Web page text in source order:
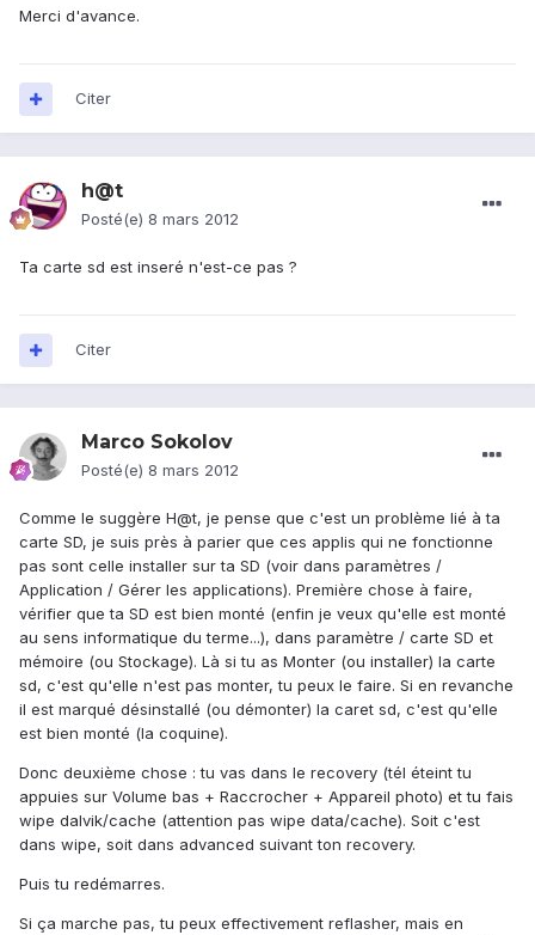
Merci d'avance.
Citer
h@t
Posté(e) 8 mars 2012
Ta carte sd est inseré n'est-ce pas ?
Citer
Marco Sokolov
Posté(e) 8 mars 2012
Comme le suggère H@t, je pense que c'est un problème lié à ta
carte SD, je suis près à parier que ces applis qui ne fonctionne
pas sont celle installer sur ta SD (voir dans paramètres /
Application / Gérer les applications). Première chose à faire,
vérifier que ta SD est bien monté (enfin je veux qu'elle est monté
au sens informatique du terme...), dans paramètre / carte SD et
mémoire (ou Stockage). Là si tu as Monter (ou installer) la carte
sd, c'est qu'elle n'est pas monter, tu peux le faire. Si en revanche
il est marqué désinstallé (ou démonter) la caret sd, c'est qu'elle
est bien monté (la coquine).
Donc deuxième chose : tu vas dans le recovery (tél éteint tu
appuies sur Volume bas + Raccrocher + Appareil photo) et tu fais
wipe dalvik/cache (attention pas wipe data/cache). Soit c'est
dans wipe, soit dans advanced suivant ton recovery.
Puis tu redémarres.
Si ça marche pas, tu peux effectivement reflasher, mais en